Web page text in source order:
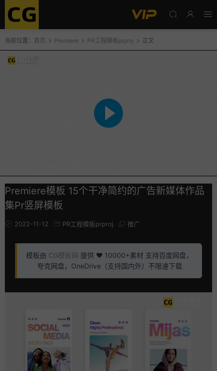
当前位置： 首页 Premiere PR工程模板prproj 正文
Premiere模板 15个干净简约的广告新媒体作品
集Pr竖屏模板
2022-11-12 PR工程模板prproj 推广
模板由 CG模板网 提供 ❤️ 10000+素材 支持百度网盘，
夸克网盘，OneDrive（支持国内外）不限速下载